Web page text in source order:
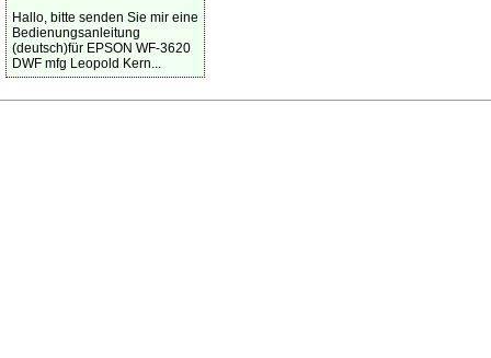
Hallo, bitte senden Sie mir eine
Bedienungsanleitung
(deutsch)für EPSON WF-3620
DWF mfg Leopold Kern...